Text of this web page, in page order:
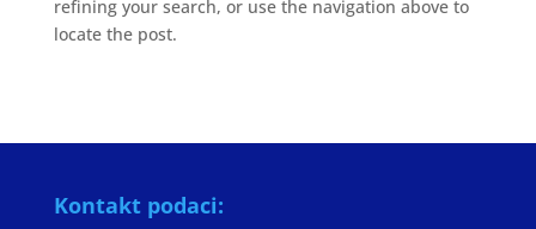
refining your search, or use the navigation above to
locate the post.
Kontakt podaci: